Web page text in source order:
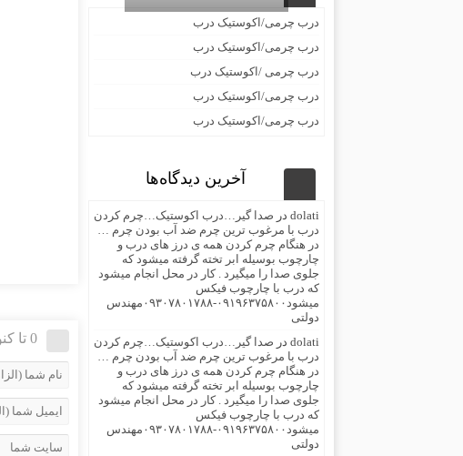
0 تا کنون ثبت شده است
درب چرمی/اکوستیک درب
درب چرمی/اکوستیک درب
درب چرمی /اکوستیک درب
درب چرمی/اکوستیک درب
درب چرمی/اکوستیک درب
آخرین دیدگاه‌ها
dolati در صدا گیر…درب اکوستیک…چرم کردن
درب با مرغوب ترین چرم ضد آب بودن چرم …
در هنگام چرم کردن همه ی درز های درب و
چارچوب بوسیله ابر تخته گرفته میشود که
جلوی صدا را میگیرد . کار در محل انجام میشود
که درب با چارچوب فیکس
میشود۰۹۱۹۶۳۷۵۸۰۰-۰۹۳۰۷۸۰۱۷۸۸مهندس
دولتی
dolati در صدا گیر…درب اکوستیک…چرم کردن
درب با مرغوب ترین چرم ضد آب بودن چرم …
در هنگام چرم کردن همه ی درز های درب و
چارچوب بوسیله ابر تخته گرفته میشود که
جلوی صدا را میگیرد . کار در محل انجام میشود
که درب با چارچوب فیکس
میشود۰۹۱۹۶۳۷۵۸۰۰-۰۹۳۰۷۸۰۱۷۸۸مهندس
دولتی